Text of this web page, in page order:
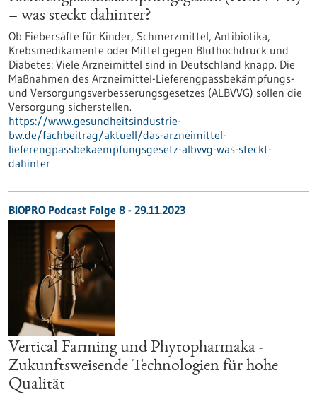
– was steckt dahinter?
Ob Fiebersäfte für Kinder, Schmerzmittel, Antibiotika,
Krebsmedikamente oder Mittel gegen Bluthochdruck und
Diabetes: Viele Arzneimittel sind in Deutschland knapp. Die
Maßnahmen des Arzneimittel-Lieferengpassbekämpfungs-
und Versorgungsverbesserungsgesetzes (ALBVVG) sollen die
Versorgung sicherstellen.
https://www.gesundheitsindustrie-
bw.de/fachbeitrag/aktuell/das-arzneimittel-
lieferengpassbekaempfungsgesetz-albvvg-was-steckt-
dahinter
BIOPRO Podcast Folge 8 - 29.11.2023
Vertical Farming und Phytopharmaka -
Zukunftsweisende Technologien für hohe
Qualität